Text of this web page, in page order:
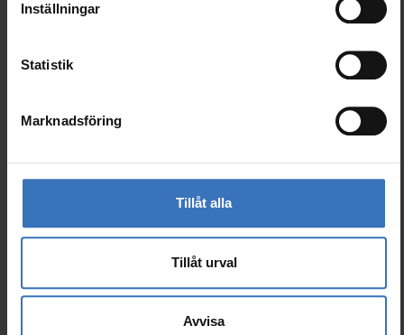
Inställningar
Statistik
Marknadsföring
Tillåt alla
Tillåt urval
Avvisa
Diffusorlins/-optik/-
Armaturljusflöde (lm)
Ljusfärg
Vit
Färgtemperatur (min) (K)
Färgtolkningsindex
80-89